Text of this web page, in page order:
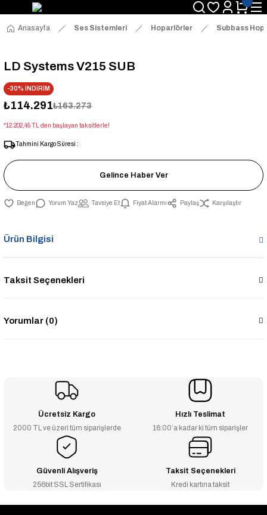
Anasayfa Ses Sistemleri Hoparlörler Subbass
LD Systems V215 SUB
-30% İNDİRİM
₺114.291₺163.273
*12.202,45 TL den başlayan taksitlerle!
Tahmini Kargo Süresi :
Gelince Haber Ver
Yorum Yaz Tavsiye Et Fiyat Alarmı Paylaş Karşılaştır
Ürün Bilgisi
Taksit Seçenekleri
Yorumlar (0)
Ücretsiz Kargo
2000 TL ve üzeri tüm siparişlerde
Hızlı Teslimat
16:00’a kadar ki tüm siparişler
Güvenli Alışveriş
256bit SSL Sertifikası
Taksit Seçenekleri
Kredi kartına taksit